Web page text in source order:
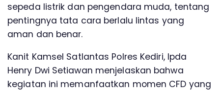
sepeda listrik dan pengendara muda, tentang
pentingnya tata cara berlalu lintas yang
aman dan benar.
Kanit Kamsel Satlantas Polres Kediri, Ipda
Henry Dwi Setiawan menjelaskan bahwa
kegiatan ini memanfaatkan momen CFD yang